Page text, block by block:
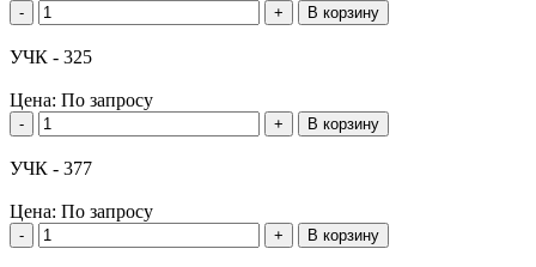
- + В корзину
УЧК - 325
Цена: По запросу
- + В корзину
УЧК - 377
Цена: По запросу
- + В корзину